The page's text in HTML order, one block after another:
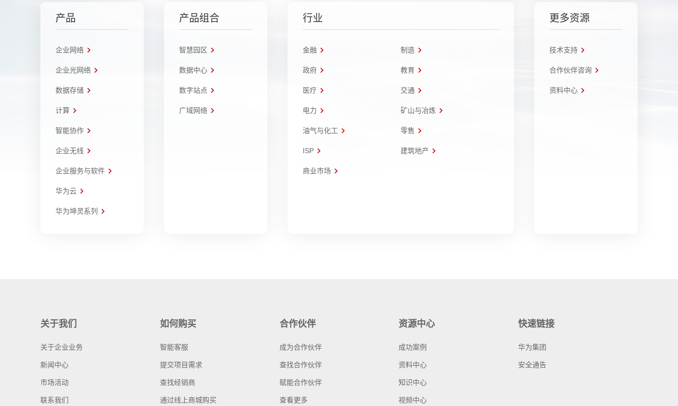
产品
企业网络
企业光网络
数据存储
计算
智能协作
企业无线
企业服务与软件
华为云
华为坤灵系列
产品组合
智慧园区
数据中心
数字站点
广域网络
行业
金融 制造
政府 教育
医疗 交通
电力 矿山与冶炼
油气与化工 零售
ISP 建筑地产
商业市场
更多资源
技术支持
合作伙伴咨询
资料中心
关于我们
关于企业业务
新闻中心
市场活动
联系我们
如何购买
智能客服
提交项目需求
查找经销商
通过线上商城购买
合作伙伴
成为合作伙伴
查找合作伙伴
赋能合作伙伴
查看更多
资源中心
成功案例
资料中心
知识中心
视频中心
快速链接
华为集团
安全通告